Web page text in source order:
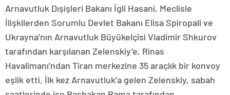
Arnavutluk Dışişleri Bakanı İgli Hasani, Meclisle
İlişkilerden Sorumlu Devlet Bakanı Elisa Spiropali ve
Ukrayna’nın Arnavutluk Büyükelçisi Vladimir Shkurov
tarafından karşılanan Zelenskiy’e, Rinas
Havalimanı’ndan Tiran merkezine 35 araçlık bir konvoy
eşlik etti. İlk kez Arnavutluk’a gelen Zelenskiy, sabah